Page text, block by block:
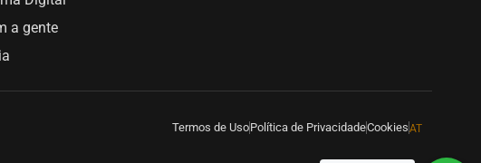
a gente
Termos de UsoPolítica de PrivacidadeCookiesAT